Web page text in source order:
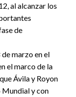
al alcanzar los
de
marzo en el
el marco de la
Ávila y Royon
Mundial y con